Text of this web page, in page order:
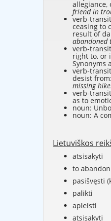
allegiance,
friend in
verb-
ceasing to
result of
abandoned
verb-
right to, or
Synonyms
verb-
desist from:
missing
verb-
as to
noun:
noun: A
Lietuviškos
atsisakyti
to
pasišvęsti
palikti
apleisti
atsisakyti